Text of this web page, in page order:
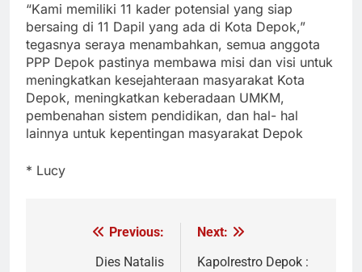
“Kami memiliki 11 kader potensial yang siap
bersaing di 11 Dapil yang ada di Kota Depok,”
tegasnya seraya menambahkan, semua anggota
PPP Depok pastinya membawa misi dan visi untuk
meningkatkan kesejahteraan masyarakat Kota
Depok, meningkatkan keberadaan UMKM,
pembenahan sistem pendidikan, dan hal- hal
lainnya untuk kepentingan masyarakat Depok
* Lucy
NavigasiPrevious:
Dies Natalis
Next:
Kapolrestro Depok :